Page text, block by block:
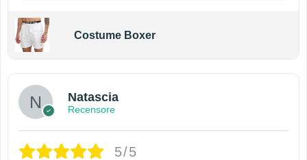
Costume Boxer
Natascia
Recensore
5/5